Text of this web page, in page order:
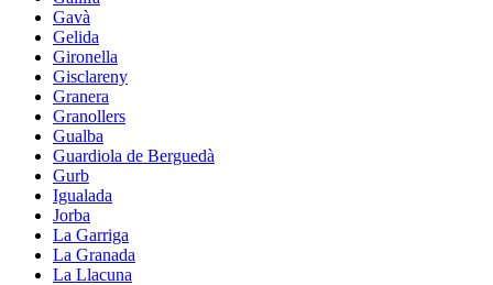
Gavà
Gelida
Gironella
Gisclareny
Granera
Granollers
Gualba
Guardiola de Berguedà
Gurb
Igualada
Jorba
La Garriga
La Granada
La Llacuna